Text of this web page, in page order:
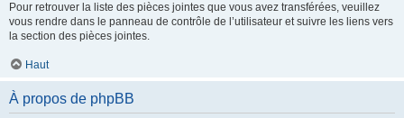
Pour retrouver la liste des pièces jointes que vous avez transférées, veuillez
vous rendre dans le panneau de contrôle de l’utilisateur et suivre les liens vers
la section des pièces jointes.
Haut
À propos de phpBB